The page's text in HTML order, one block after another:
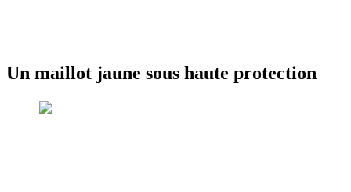
Un maillot jaune sous haute protection